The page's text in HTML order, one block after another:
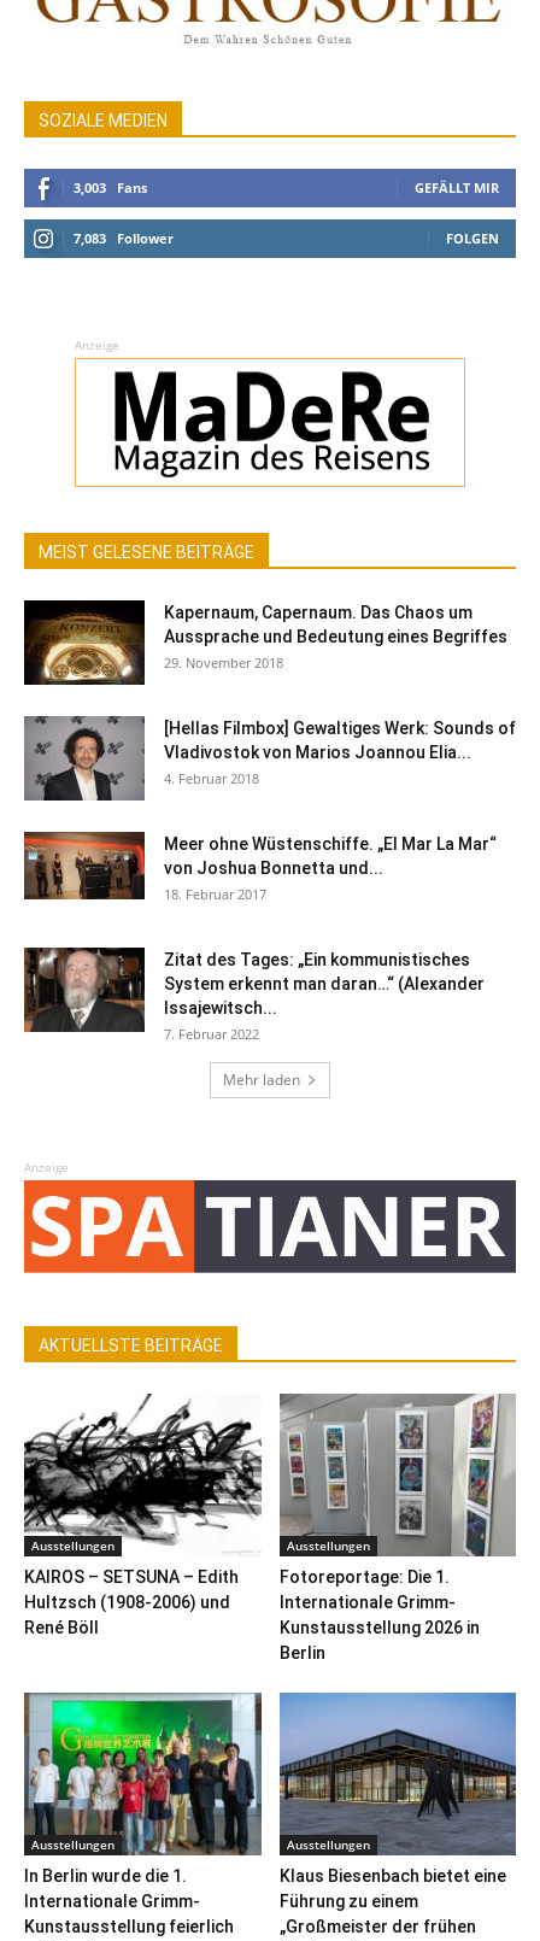
SOZIALE MEDIEN
3,003 Fans GEFÄLLT MIR
7,083 Follower FOLGEN
Anzeige
MEIST GELESENE BEITRÄGE
Kapernaum, Capernaum. Das Chaos um
Aussprache und Bedeutung eines Begriffes
29. November 2018
[Hellas Filmbox] Gewaltiges Werk: Sounds of
Vladivostok von Marios Joannou Elia...
4. Februar 2018
Meer ohne Wüstenschiffe. „El Mar La Mar“
von Joshua Bonnetta und...
18. Februar 2017
Zitat des Tages: „Ein kommunistisches
System erkennt man daran…“ (Alexander
Issajewitsch...
7. Februar 2022
Mehr laden
Anzeige
AKTUELLSTE BEITRÄGE
Ausstellungen
KAIROS – SETSUNA – Edith
Hultzsch (1908-2006) und
René Böll
Ausstellungen
Fotoreportage: Die 1.
Internationale Grimm-
Kunstausstellung 2026 in
Berlin
Ausstellungen
In Berlin wurde die 1.
Internationale Grimm-
Kunstausstellung feierlich
Ausstellungen
Klaus Biesenbach bietet eine
Führung zu einem
„Großmeister der frühen